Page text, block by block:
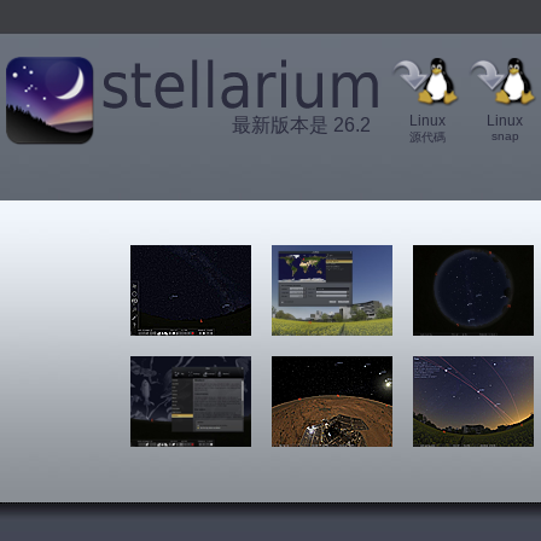
最新版本是 26.2 Linux
源代碼
Linux
snap